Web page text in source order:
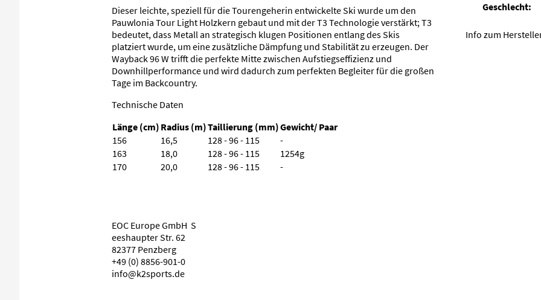
Dieser leichte, speziell für die Tourengeherin entwickelte Ski wurde um den
Pauwlonia Tour Light Holzkern gebaut und mit der T3 Technologie verstärkt; T3
bedeutet, dass Metall an strategisch klugen Positionen entlang des Skis
platziert wurde, um eine zusätzliche Dämpfung und Stabilität zu erzeugen. Der
Wayback 96 W trifft die perfekte Mitte zwischen Aufstiegseffizienz und
Downhillperformance und wird dadurch zum perfekten Begleiter für die großen
Tage im Backcountry.
Technische Daten
Länge (cm) Radius (m)Taillierung (mm)Gewicht/ Paar
156
16,5 128 - 96 - 115
-
163
18,0 128 - 96 - 115
1254g
170
20,0 128 - 96 - 115 -
Geschlecht:
Info zum
EOC Europe GmbH S
eeshaupter Str. 62
82377 Penzberg
+49 (0) 8856-901-0
info@k2sports.de